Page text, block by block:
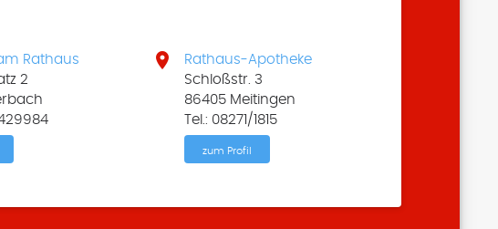
Rathaus
2

Rathaus-Apotheke
Schloßstr. 3
86405 Meitingen
Tel.: 08271/1815
zum Profil